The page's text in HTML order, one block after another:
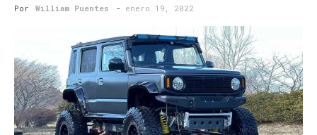
Por William Puentes - enero 19, 2022